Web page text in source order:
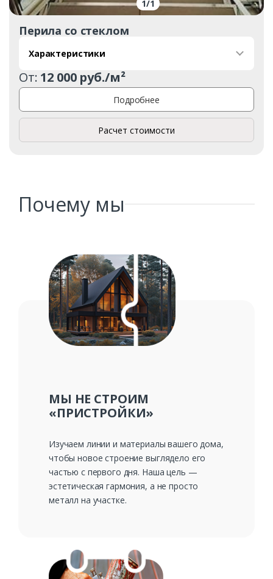
Заказать
Ваше имя*
1/1
Перила со стеклом
Характеристики
От: 12 000 руб./м²
Подробнее
Расчет стоимости
Почему мы
МЫ НЕ СТРОИМ
«ПРИСТРОЙКИ»
Изучаем линии и материалы вашего дома,
чтобы новое строение выглядело его
частью с первого дня. Наша цель —
эстетическая гармония, а не просто
металл на участке.